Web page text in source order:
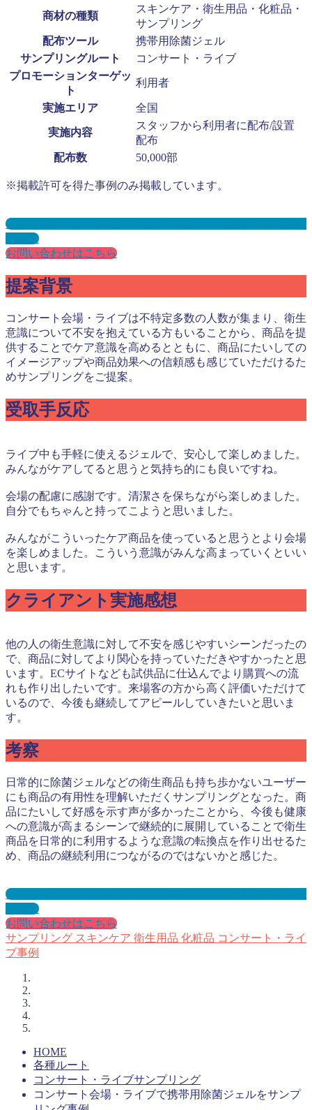
商材の種類
スキンケア・衛生用品・化粧品・
サンプリング
配布ツール
携帯用除菌ジェル
サンプリングルート
コンサート・ライブ
プロモーションターゲッ
ト
利用者
実施エリア 全国
実施内容
スタッフから利用者に配布/設置
配布
配布数
50,000部
※掲載許可を得た事例のみ掲載しています。
コンサート・ライブサンプリングとは？メリット３選と事例
を紹介
お問い合わせはこちら
提案背景
コンサート会場・ライブは不特定多数の人数が集まり、衛生
意識について不安を抱えている方もいることから、商品を提
供することでケア意識を高めるとともに、商品にたいしての
イメージアップや商品効果への信頼感も感じていただけるた
めサンプリングをご提案。
受取手反応
ライブ中も手軽に使えるジェルで、安心して楽しめました。
みんながケアしてると思うと気持ち的にも良いですね。
会場の配慮に感謝です。清潔さを保ちながら楽しめました。
自分でもちゃんと持ってこようと思いました。
みんながこういったケア商品を使っていると思うとより会場
を楽しめました。こういう意識がみんな高まっていくといい
と思います。
クライアント実施感想
他の人の衛生意識に対して不安を感じやすいシーンだったの
で、商品に対してより関心を持っていただきやすかったと思
います。ECサイトなども試供品に仕込んでより購買への流
れも作り出したいです。来場客の方から高く評価いただけて
いるので、今後も継続してアピールしていきたいと思いま
す。
考察
日常的に除菌ジェルなどの衛生商品も持ち歩かないユーザー
にも商品の有用性を理解いただくサンプリングとなった。商
品にたいして好感を示す声が多かったことから、今後も健康
への意識が高まるシーンで継続的に展開していることで衛生
商品を日常的に利用するような意識の転換点を作り出せるた
め、商品の継続利用につながるのではないかと感じた。
コンサート・ライブサンプリングとは？メリット３選と事例
を紹介
お問い合わせはこちら
サンプリング スキンケア 衛生用品 化粧品 コンサート・ライ
ブ事例
HOME
各種ルート
コンサート・ライブサンプリング
コンサート会場・ライブで携帯用除菌ジェルをサンプ